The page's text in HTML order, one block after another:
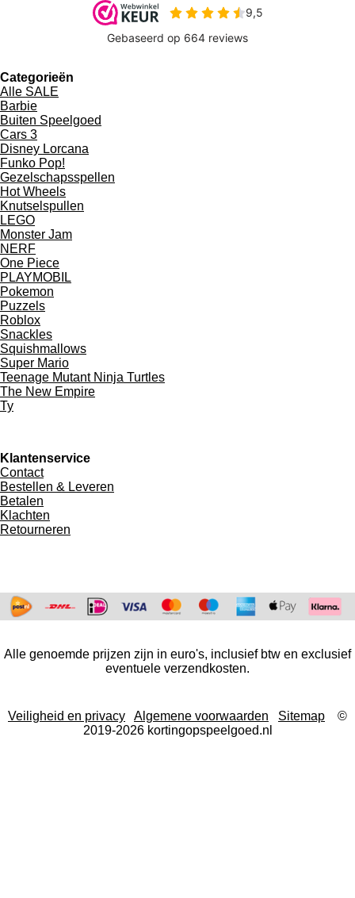
Categorieën
Alle SALE
Barbie
Buiten Speelgoed
Cars 3
Disney Lorcana
Funko Pop!
Gezelschapsspellen
Hot Wheels
Knutselspullen
LEGO
Monster Jam
NERF
One Piece
PLAYMOBIL
Pokemon
Puzzels
Roblox
Snackles
Squishmallows
Super Mario
Teenage Mutant Ninja Turtles
The New Empire
Ty
Klantenservice
Contact
Bestellen & Leveren
Betalen
Klachten
Retourneren
Alle genoemde prijzen zijn in euro's, inclusief btw en exclusief
eventuele verzendkosten.
Veiligheid en privacy Algemene voorwaarden Sitemap ©
2019-2026 kortingopspeelgoed.nl